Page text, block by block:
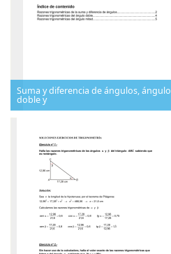
Suma y diferencia de ángulos, ángulo
doble y